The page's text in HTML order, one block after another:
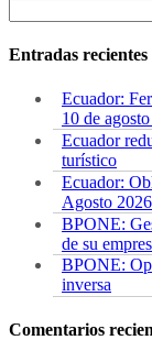
Entradas recientes
Ecuador:
10 de
Ecuador
turístico
Ecuador:
Agosto 2026
BPONE:
de su
BPONE:
inversa
Comentarios